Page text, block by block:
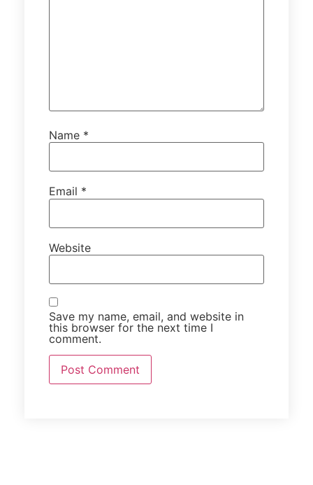
Name *
Email *
Website
Save my name, email, and website in
this browser for the next time I
comment.